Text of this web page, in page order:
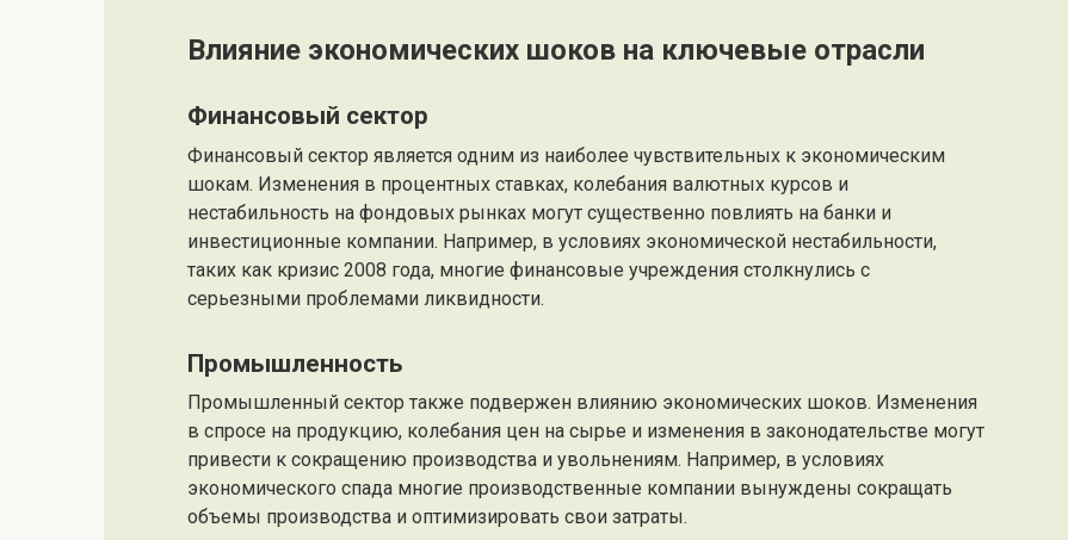
Влияние экономических шоков на ключевые отрасли
Финансовый сектор
Финансовый сектор является одним из наиболее чувствительных к экономическим
шокам. Изменения в процентных ставках, колебания валютных курсов и
нестабильность на фондовых рынках могут существенно повлиять на банки и
инвестиционные компании. Например, в условиях экономической нестабильности,
таких как кризис 2008 года, многие финансовые учреждения столкнулись с
серьезными проблемами ликвидности.
Промышленность
Промышленный сектор также подвержен влиянию экономических шоков. Изменения
в спросе на продукцию, колебания цен на сырье и изменения в законодательстве могут
привести к сокращению производства и увольнениям. Например, в условиях
экономического спада многие производственные компании вынуждены сокращать
объемы производства и оптимизировать свои затраты.